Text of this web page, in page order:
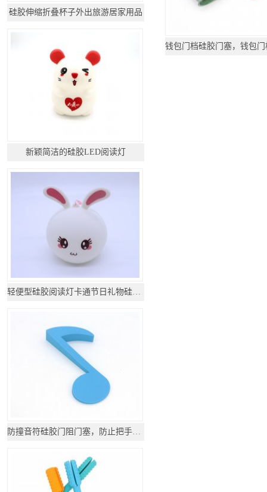
硅胶伸缩折叠杯子外出旅游居家用品
新颖简洁的硅胶LED阅读灯
轻便型硅胶阅读灯卡通节日礼物硅胶灯
防撞音符硅胶门阻门塞，防止把手碰撞墙壁_硅胶